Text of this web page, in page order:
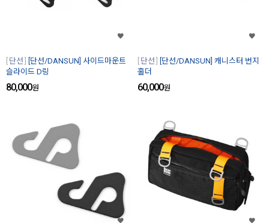
단선
[단선/DANSUN] 사이드마운트
슬라이드 D링
80,000원
단선
[단선/DANSUN] 캐니스터 번지
홀더
60,000원